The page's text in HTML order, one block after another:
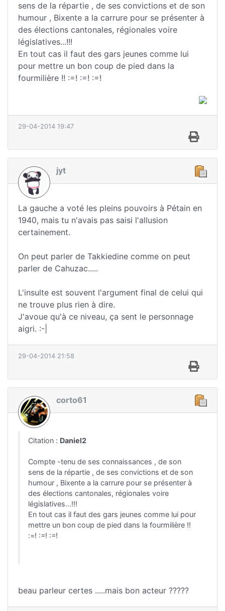
sens de la répartie , de ses convictions et de son
humour , Bixente a la carrure pour se présenter à
des élections cantonales, régionales voire
législatives...!!!
En tout cas il faut des gars jeunes comme lui
pour mettre un bon coup de pied dans la
fourmilière !! :=! :=! :=!
29-04-2014 19:47
jyt
La gauche a voté les pleins pouvoirs à Pétain en
1940, mais tu n'avais pas saisi l'allusion
certainement.
On peut parler de Takkiedine comme on peut
parler de Cahuzac.....
L'insulte est souvent l'argument final de celui qui
ne trouve plus rien à dire.
J'avoue qu'à ce niveau, ça sent le personnage
aigri. :-|
29-04-2014 21:58
corto61
Citation : Daniel2
Compte -tenu de ses connaissances , de son
sens de la répartie , de ses convictions et de son
humour , Bixente a la carrure pour se présenter à
des élections cantonales, régionales voire
législatives...!!!
En tout cas il faut des gars jeunes comme lui pour
mettre un bon coup de pied dans la fourmilière !!
:=! :=! :=!
beau parleur certes .....mais bon acteur ?????